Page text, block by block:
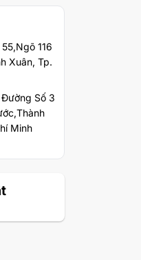
116
Xuân, Tp.
Số 3
Minh